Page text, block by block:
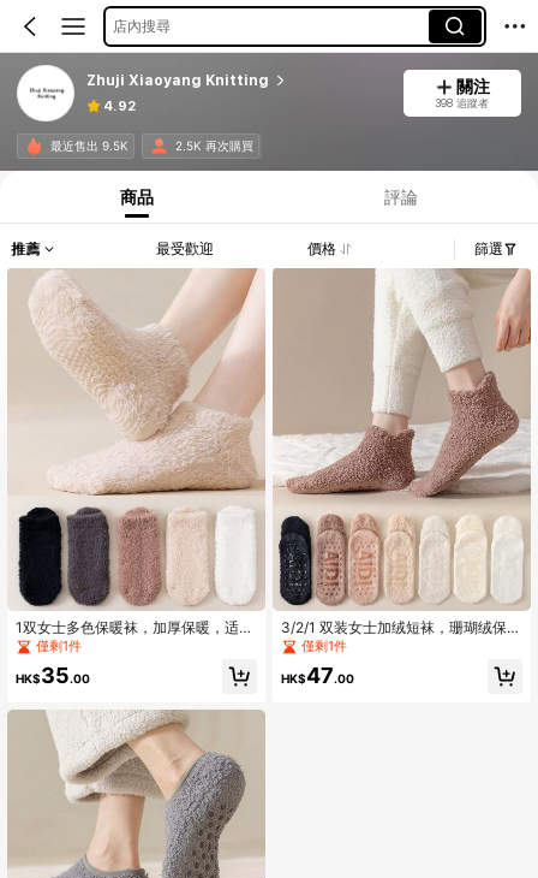
店內搜尋
Zhuji Xiaoyang Knitting
4.92
關注
398 追蹤者
最近售出 9.5K 2.5K 再次購買
商品 評論
推薦 最受歡迎 價格 篩選
1双女士多色保暖袜，加厚保暖，适合
秋冬季节，硅胶防滑底，舒适室内/睡
僅剩1件
HK$35.00
3/2/1 双装女士加绒短袜，珊瑚绒保暖
加厚袜，适合室内日常穿着
僅剩1件
HK$47.00